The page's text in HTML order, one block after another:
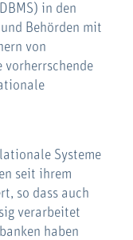
in den
Behörden mit
von
vorherrschende
Systeme
seit ihrem
so dass auch
verarbeitet
haben